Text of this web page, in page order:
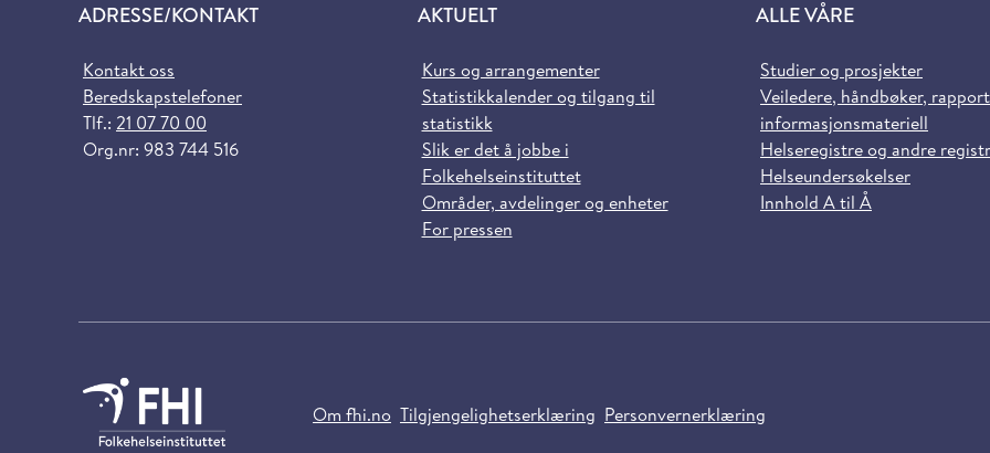
ADRESSE/KONTAKT
Kontakt oss
Beredskapstelefoner
Tlf.: 21 07 70 00
Org.nr: 983 744 516
AKTUELT
Kurs og arrangementer
Statistikkalender og tilgang til
statistikk
Slik er det å jobbe i
Folkehelseinstituttet
Områder, avdelinger og enheter
For pressen
ALLE VÅRE
Studier og prosjekter
Veiledere, håndbøker,
informasjonsmateriell
Helseregistre og andre
Helseundersøkelser
Innhold A til Å
Om fhi.no Tilgjengelighetserklæring Personvernerklæring